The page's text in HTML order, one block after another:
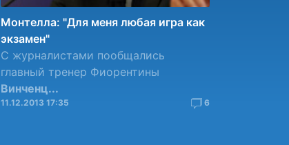
Монтелла: "Для меня любая игра как
экзамен"
С журналистами пообщались
главный тренер Фиорентины
Винченц...
11.12.2013 17:35 6